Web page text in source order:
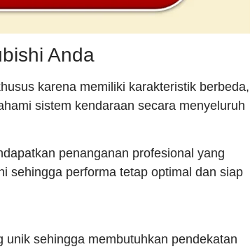
Anda
karena memiliki karakteristik berbeda,
sistem kendaraan secara menyeluruh
penanganan profesional yang
sehingga performa tetap optimal dan siap
sehingga membutuhkan pendekatan